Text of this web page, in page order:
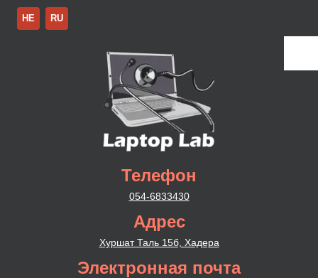
HE RU
Телефон
054-6833430
Адрес
Хуршат Таль 15б, Хадера
Электронная почта